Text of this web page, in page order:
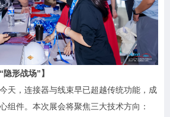
形战场”】
天，连接器与线束早已超越传统功能，成
组件。本次展会将聚焦三大技术方向：